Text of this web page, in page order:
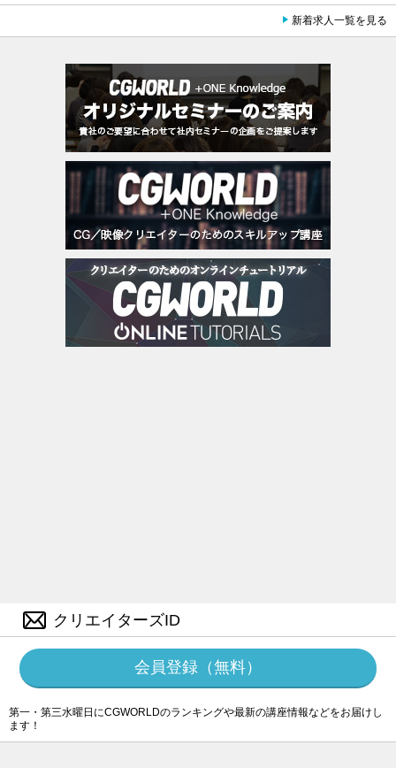
新着求人一覧を見る
クリエイターズID
会員登録（無料）
第一・第三水曜日にCGWORLDのランキングや最新の講座情報などをお届けし
ます！